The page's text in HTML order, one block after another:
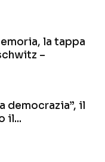
la tappa
–
democrazia”, il
il...